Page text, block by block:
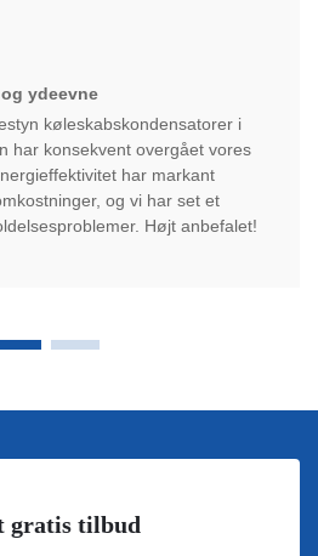
ydeevne
køleskabskondensatorer i
har konsekvent overgået vores
har markant
og vi har set et
Højt anbefalet!
gratis tilbud